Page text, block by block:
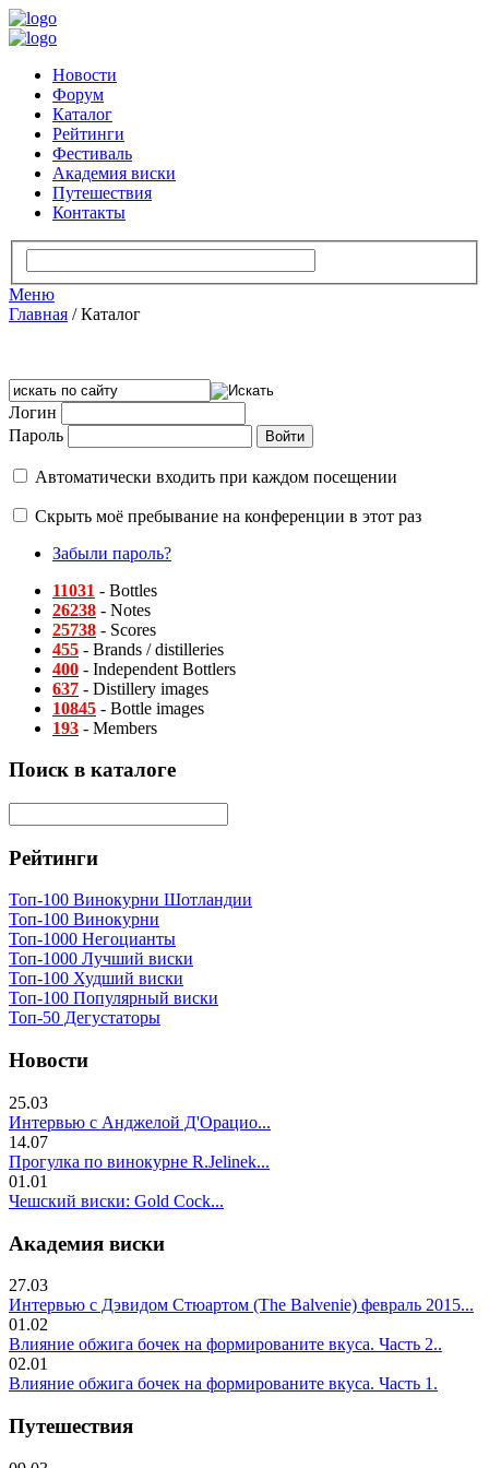
Новости
Форум
Каталог
Рейтинги
Фестиваль
Академия виски
Путешествия
Контакты
Меню
Главная /Каталог
Логин
Пароль
Автоматически входить при каждом посещении
Скрыть моё пребывание на конференции в этот раз
Забыли пароль?
11031 - Bottles
26238 - Notes
25738 - Scores
455 - Brands / distilleries
400 - Independent Bottlers
637 - Distillery images
10845 - Bottle images
193 - Members
Поиск в каталоге
Рейтинги
Топ-100 Винокурни Шотландии
Топ-100 Винокурни
Топ-1000 Негоцианты
Топ-1000 Лучший виски
Топ-100 Худший виски
Топ-100 Популярный виски
Топ-50 Дегустаторы
Новости
25.03
Интервью с Анджелой Д'Орацио...
14.07
Прогулка по винокурне R.Jelinek...
01.01
Чешский виски: Gold Cock...
Академия виски
27.03
Интервью с Дэвидом Стюартом (The Balvenie) февраль 2015...
01.02
Влияние обжига бочек на формированите вкуса. Часть 2..
02.01
Влияние обжига бочек на формированите вкуса. Часть 1.
Путешествия